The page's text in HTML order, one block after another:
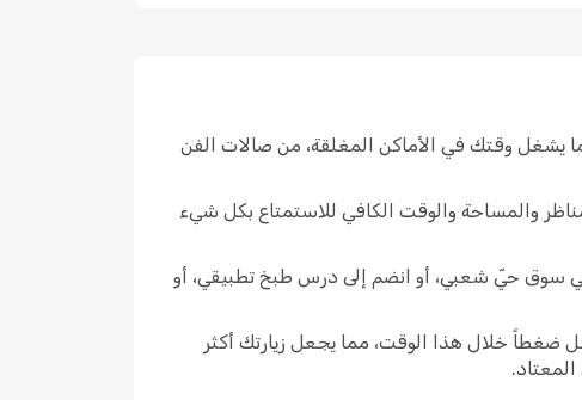
وقتك في الأماكن المغلقة، من صالات الفن
والمساحة والوقت الكافي للاستمتاع بكل شيء
في سوق حيّ شعبي، أو انضم إلى درس طبخ تطبيقي، أو
ضغطاً خلال هذا الوقت، مما يجعل زيارتك أكثر